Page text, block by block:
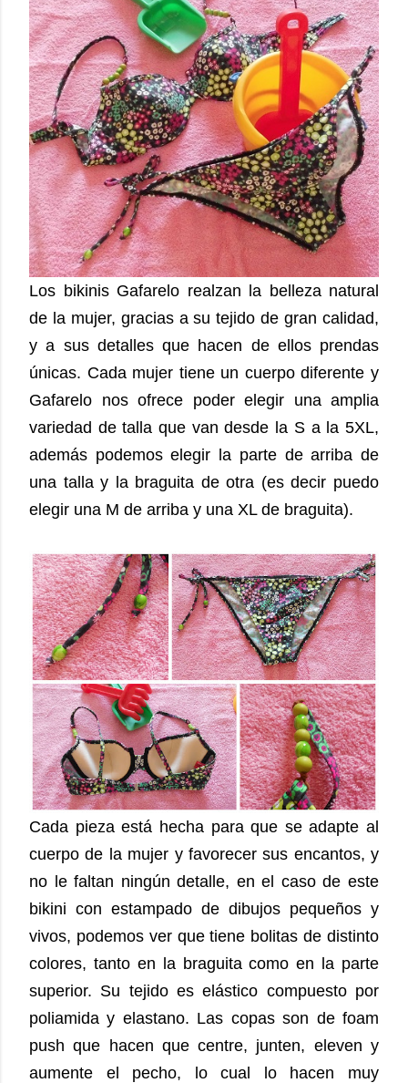
Los bikinis Gafarelo realzan la belleza natural
de la mujer, gracias a su tejido de gran calidad,
y a sus detalles que hacen de ellos prendas
únicas. Cada mujer tiene un cuerpo diferente y
Gafarelo nos ofrece poder elegir una amplia
variedad de talla que van desde la S a la 5XL,
además podemos elegir la parte de arriba de
una talla y la braguita de otra (es decir puedo
elegir una M de arriba y una XL de braguita).
Cada pieza está hecha para que se adapte al
cuerpo de la mujer y favorecer sus encantos, y
no le faltan ningún detalle, en el caso de este
bikini con estampado de dibujos pequeños y
vivos, podemos ver que tiene bolitas de distinto
colores, tanto en la braguita como en la parte
superior. Su tejido es elástico compuesto por
poliamida y elastano. Las copas son de foam
push que hacen que centre, junten, eleven y
aumente el pecho, lo cual lo hacen muy